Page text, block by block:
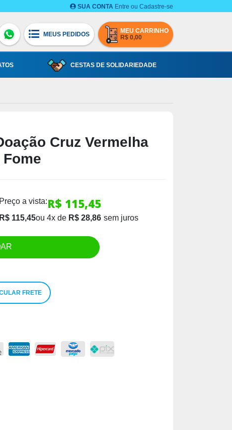
SUA CONTA Entre ou Cadastre-se
MEUS PEDIDOS R$ 0,00
CESTAS DE SOLIDARIEDADE
Cruz Vermelha
R$ 115,45ou4x de R$ 28,86
Preço a vista:R$ 115,45
FRETE